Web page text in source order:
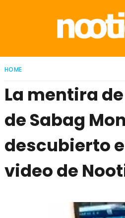
HOME
La mentira
de Sabag
descubierto
video de